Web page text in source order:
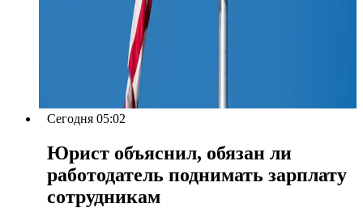
Сегодня 05:02
Юрист объяснил, обязан ли
работодатель поднимать зарплату
сотрудникам